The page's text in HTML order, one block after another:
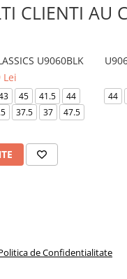
CLIENTI AU
U9060BLK
Lei
45 41.5
44
37.5 37 47.5
44
de Confidentialitate